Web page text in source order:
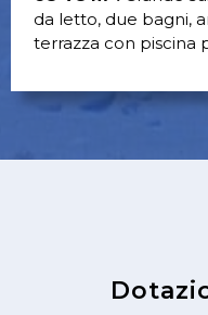
da letto, due bagni,
terrazza con piscina